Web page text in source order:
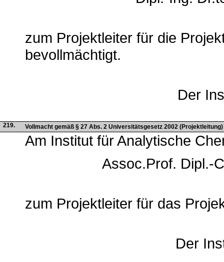
zum Projektleiter für die
bevollmächtigt.
Der
219. Vollmacht gemäß § 27 Abs. 2 Universitätsgesetz 2002
Am Institut für Analytische
Assoc.Prof. Dipl.-
zum Projektleiter für das
Der